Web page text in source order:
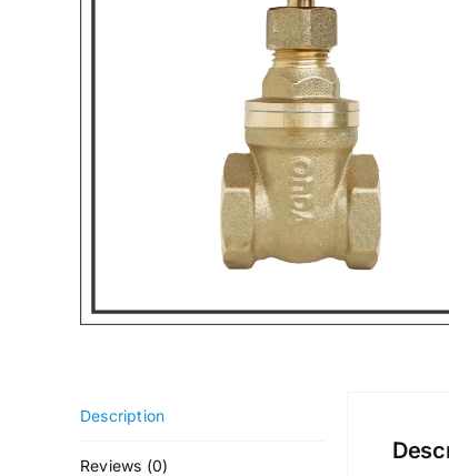
Description
Reviews (0)